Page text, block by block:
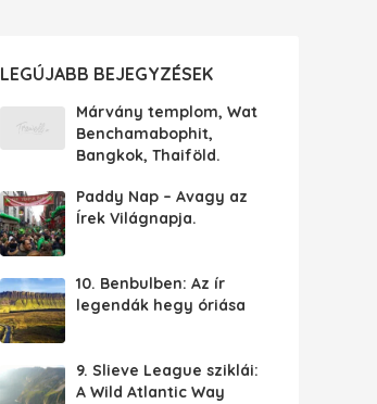
LEGÚJABB BEJEGYZÉSEK
Márvány templom, Wat
Benchamabophit,
Bangkok, Thaiföld.
Paddy Nap – Avagy az
Írek Világnapja.
10. Benbulben: Az ír
legendák hegy óriása
9. Slieve League sziklái:
A Wild Atlantic Way